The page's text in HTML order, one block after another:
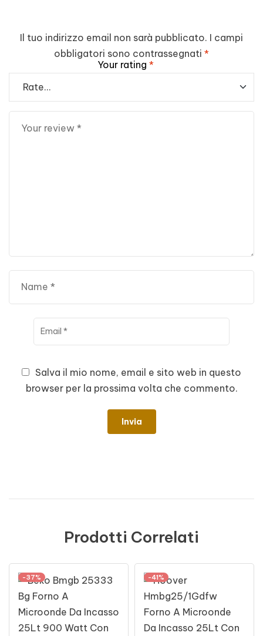
Il tuo indirizzo email non sarà pubblicato. I campi
obbligatori sono contrassegnati *
Your rating *
Salva il mio nome, email e sito web in questo
browser per la prossima volta che commento.
Prodotti Correlati
-37% -41%